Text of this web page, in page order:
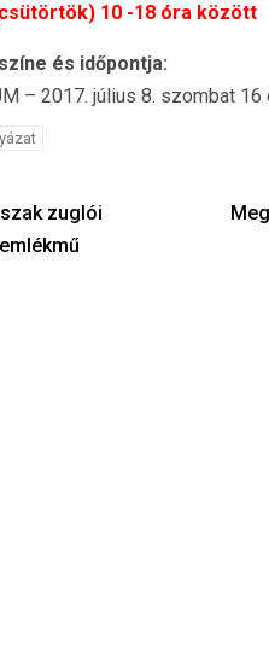
10 -18 óra között
és időpontja:
– 2017. július 8. szombat 16
zuglói